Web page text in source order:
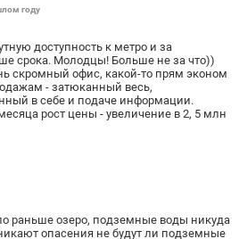
году
доступность к метро и за
срока. Молодцы! Больше не за что))
скромный офис, какой-то прям эконом
- затюканный весь,
в себе и подаче информации.
рост цены - увеличение в 2, 5 млн
раньше озеро, подземные воды никуда
опасения не будут ли подземные